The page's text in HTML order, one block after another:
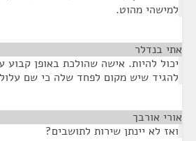
למישהי מהוט.
אתי בנדלר
יכול להיות. אישה שהולכת באופן קבוע
להגיד שיש מקום לפחד שלה כי שם
אורי אורבך
ואז לא יינתן שירות לתושבים?